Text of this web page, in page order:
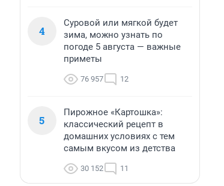
4
Суровой или мягкой будет
зима, можно узнать по
погоде 5 августа — важные
приметы
76 957 12
5
Пирожное «Картошка»:
классический рецепт в
домашних условиях с тем
самым вкусом из детства
30 152 11